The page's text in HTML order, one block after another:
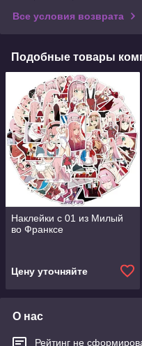
Все условия возврата
Подобные товары
Наклейки с 01 из Милый
во Франксе
Цену уточняйте
О нас
Рейтинг не